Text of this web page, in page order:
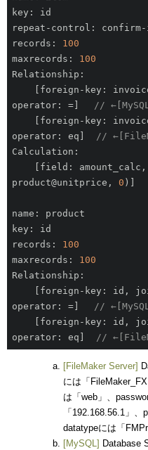
key: id
repeat-control:
records: 100
maxrecords: 100
Relationship:
operator: =]
//
operator: eq]
//
Calculation:
product@unitprice, 0 )]
name: product
key: id
records: 100
maxrecords: 100
Relationship:
operator: =]
//
operator: eq]
//
[FileMaker Server]
には「
は「web」、
「192.168.56.1」
datatypeには「
[MySQL] Database